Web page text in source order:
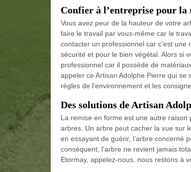
Confier à l’entreprise pour la
Vous avez peur de la hauteur de votre
faire le travail par vous-même car le
contacter un professionnel car c’est
sécurité et pour le bien végétal. Alors si
professionnel car il possède de
appeler ce Artisan Adolphe Pierre qui
règles de l’environnement et les
Des solutions de Artisan
La remise en forme est une autre
arbres. Un arbre peut cacher la vue sur
en essayant de guérir, l’arbre concerné
conséquent, l'arbre ne revient jamais
Etormay, appelez-nous, nous restons à